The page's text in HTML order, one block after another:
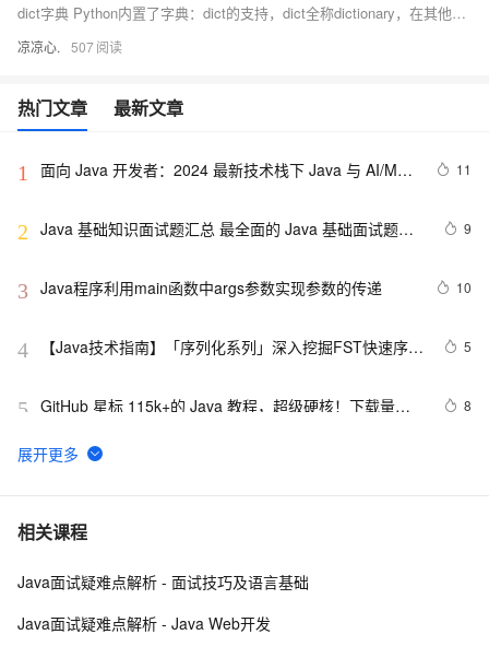
dict字典 Python内置了字典：dict的支持，dict全称dictionary，在其他语言中也称为map，使用键-值（key-value）存储，具有极快的查找速度。 我们可以通过声明JS对象一样的方式声明dict
凉凉心. 507
热门文章 最新文章
1
面向 Java 开发者：2024 最新技术栈下 Java 与 AI/ML
11
2 Java 基础知识面试题汇总 最全面的 Java 基础面试题整
9
3 Java程序利用main函数中args参数实现参数的传递 10
4
【Java技术指南】「序列化系列」深入挖掘FST快速序列
5
5 GitHub 星标 115k+的 Java 教程，超级硬核！下载量突
8
6 [Java 基础]数组
7 2. Java中的垃圾收集 - GC参考手册
8 poj-1503-java大数相加
相关课程
Java面试疑难点解析 - 面试技巧及语言基础
Java面试疑难点解析 - Java Web开发